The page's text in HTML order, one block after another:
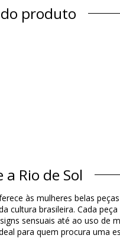
produto
do produto
a Rio de Sol
às mulheres belas
cultura brasileira. Cada
sensuais até ao uso de
para quem procura uma